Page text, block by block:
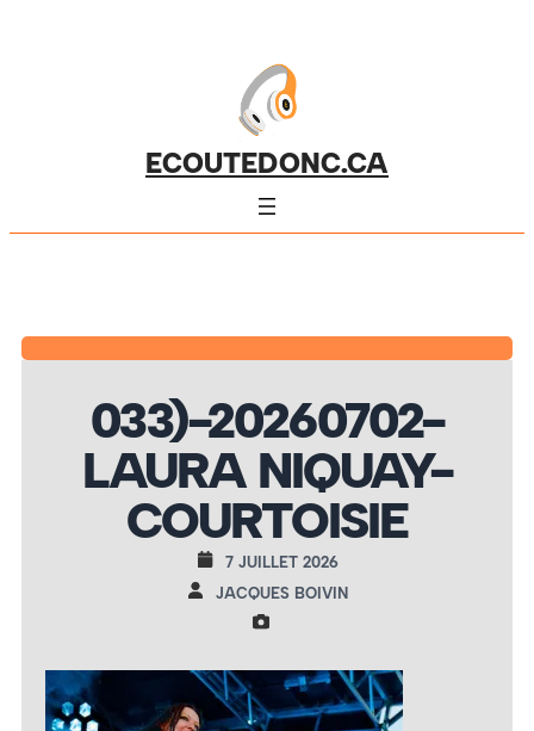
ECOUTEDONC.CA
033)-20260702-
LAURA NIQUAY-
COURTOISIE
7 JUILLET 2026
JACQUES BOIVIN